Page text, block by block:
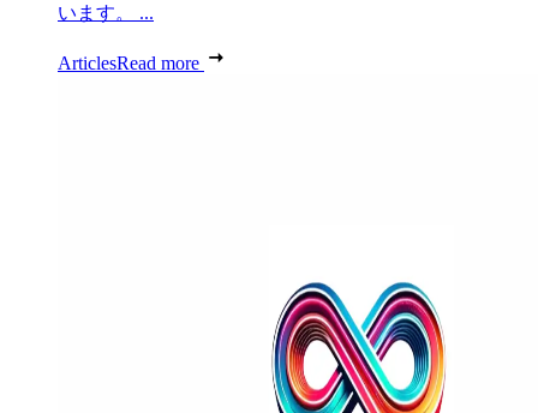
います。 ...
ArticlesRead more